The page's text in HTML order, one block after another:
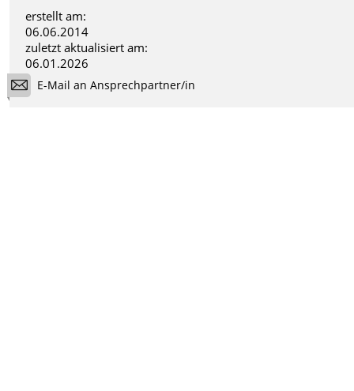
erstellt am:
06.06.2014
zuletzt aktualisiert am:
06.01.2026
E-Mail an Ansprechpartner/in